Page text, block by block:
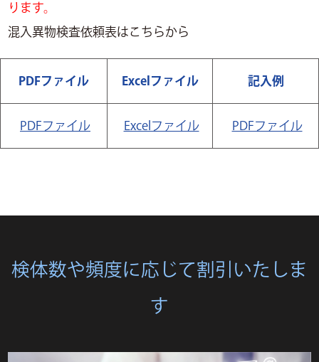
ります。
混入異物検査依頼表はこちらから
PDFファイル Excelファイル 記入例
PDFファイル Excelファイル PDFファイル
検体数や頻度に応じて割引いたしま
す